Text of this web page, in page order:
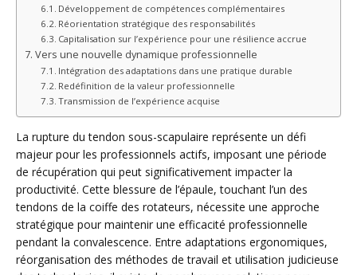
Développement de compétences complémentaires
Réorientation stratégique des responsabilités
Capitalisation sur l’expérience pour une résilience accrue
Vers une nouvelle dynamique professionnelle
Intégration des adaptations dans une pratique durable
Redéfinition de la valeur professionnelle
Transmission de l’expérience acquise
La rupture du tendon sous-scapulaire représente un défi
majeur pour les professionnels actifs, imposant une période
de récupération qui peut significativement impacter la
productivité. Cette blessure de l’épaule, touchant l’un des
tendons de la coiffe des rotateurs, nécessite une approche
stratégique pour maintenir une efficacité professionnelle
pendant la convalescence. Entre adaptations ergonomiques,
réorganisation des méthodes de travail et utilisation judicieuse